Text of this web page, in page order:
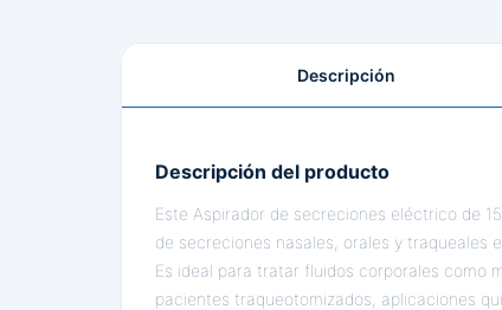
Descripción
Descripción del producto
Este Aspirador de secreciones eléctrico de
de secreciones nasales, orales y traqueales
Es ideal para tratar fluidos corporales como
pacientes traqueotomizados, aplicaciones